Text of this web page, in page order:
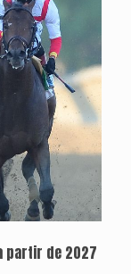
partir de 2027